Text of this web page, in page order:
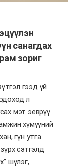
санагдах
зориг
гээд үй
л
мэт эеврүү
хүмүүний
гүн утга
сэтгэлд
шүлэг,